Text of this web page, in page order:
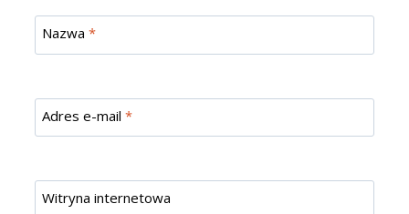
Nazwa *
Adres e-mail *
Witryna internetowa